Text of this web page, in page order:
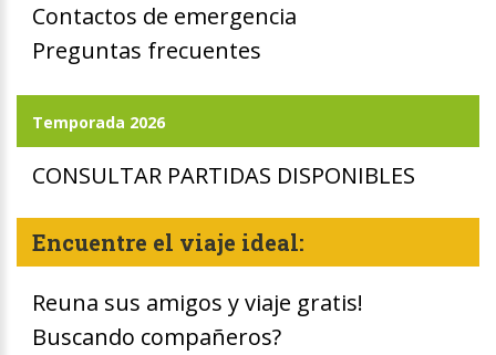
Contactos de emergencia
Preguntas frecuentes
Temporada 2026
CONSULTAR PARTIDAS DISPONIBLES
Encuentre el viaje ideal:
Reuna sus amigos y viaje gratis!
Buscando compañeros?